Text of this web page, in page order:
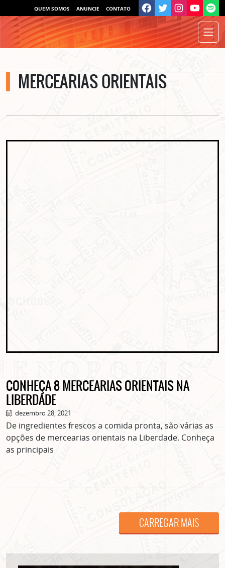
QUEM SOMOS ANUNCIE CONTATO
MERCEARIAS ORIENTAIS
CONHEÇA 8 MERCEARIAS ORIENTAIS NA
LIBERDADE
dezembro 28, 2021
De ingredientes frescos a comida pronta, são várias as
opções de mercearias orientais na Liberdade. Conheça
as principais
CARREGAR MAIS